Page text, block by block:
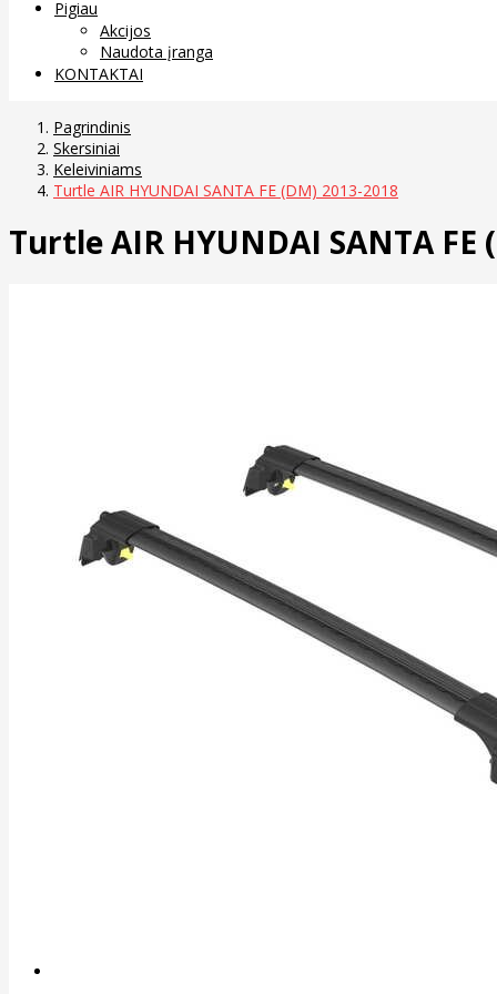
Pigiau
Akcijos
Naudota įranga
KONTAKTAI
Pagrindinis
Skersiniai
Keleiviniams
Turtle AIR HYUNDAI SANTA FE (DM) 2013-2018
Turtle AIR HYUNDAI SANTA FE